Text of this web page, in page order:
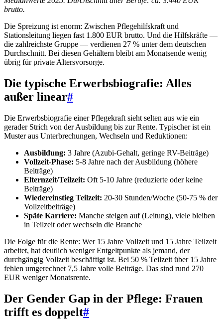
brutto.
Die Spreizung ist enorm: Zwischen Pflegehilfskraft und
Stationsleitung liegen fast 1.800 EUR brutto. Und die Hilfskräfte —
die zahlreichste Gruppe — verdienen 27 % unter dem deutschen
Durchschnitt. Bei diesen Gehältern bleibt am Monatsende wenig
übrig für private Altersvorsorge.
Die typische Erwerbsbiografie: Alles
außer linear#
Die Erwerbsbiografie einer Pflegekraft sieht selten aus wie ein
gerader Strich von der Ausbildung bis zur Rente. Typischer ist ein
Muster aus Unterbrechungen, Wechseln und Reduktionen:
Ausbildung: 3 Jahre (Azubi-Gehalt, geringe RV-Beiträge)
Vollzeit-Phase: 5-8 Jahre nach der Ausbildung (höhere
Beiträge)
Elternzeit/Teilzeit: Oft 5-10 Jahre (reduzierte oder keine
Beiträge)
Wiedereinstieg Teilzeit: 20-30 Stunden/Woche (50-75 % der
Vollzeitbeiträge)
Späte Karriere: Manche steigen auf (Leitung), viele bleiben
in Teilzeit oder wechseln die Branche
Die Folge für die Rente: Wer 15 Jahre Vollzeit und 15 Jahre Teilzeit
arbeitet, hat deutlich weniger Entgeltpunkte als jemand, der
durchgängig Vollzeit beschäftigt ist. Bei 50 % Teilzeit über 15 Jahre
fehlen umgerechnet 7,5 Jahre volle Beiträge. Das sind rund 270
EUR weniger Monatsrente.
Der Gender Gap in der Pflege: Frauen
trifft es doppelt#